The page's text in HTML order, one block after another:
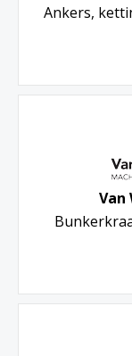
Ankers,
Van